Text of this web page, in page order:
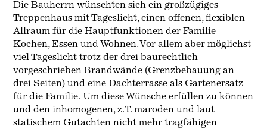
Die Bauherrn wünschten sich ein großzügiges
Treppenhaus mit Tageslicht, einen offenen, flexiblen
Allraum für die Hauptfunktionen der Familie
Kochen, Essen und Wohnen. Vor allem aber möglichst
viel Tageslicht trotz der drei baurechtlich
vorgeschrieben Brandwände (Grenzbebauung an
drei Seiten) und eine Dachterrasse als Gartenersatz
für die Familie. Um diese Wünsche erfüllen zu können
und den inhomogenen, z.T. maroden und laut
statischem Gutachten nicht mehr tragfähigen